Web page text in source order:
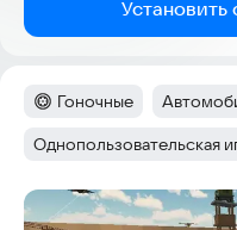
Категория:
Гоночные Тег:
Тег:
Однопользовательская